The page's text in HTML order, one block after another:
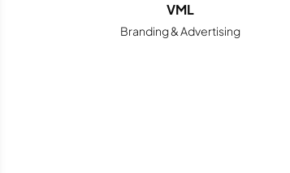
VML
Branding & Advertising